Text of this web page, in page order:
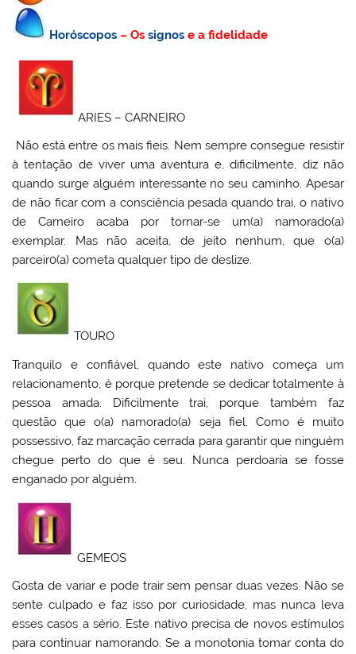
Horóscopos – Ossignos e a fidelidade
ARIES – CARNEIRO
Não está entre os mais fieis. Nem sempre consegue resistir
à tentação de viver uma aventura e, dificilmente, diz não
quando surge alguém interessante no seu caminho. Apesar
de não ficar com a consciência pesada quando trai, o nativo
de Carneiro acaba por tornar-se um(a) namorado(a)
exemplar. Mas não aceita, de jeito nenhum, que o(a)
parceir0(a) cometa qualquer tipo de deslize.
TOURO
Tranquilo e confiável, quando este nativo começa um
relacionamento, é porque pretende se dedicar totalmente à
pessoa amada. Dificilmente trai, porque também faz
questão que o(a) namorado(a) seja fiel. Como é muito
possessivo, faz marcação cerrada para garantir que ninguém
chegue perto do que é seu. Nunca perdoaria se fosse
enganado por alguém.
GEMEOS
Gosta de variar e pode trair sem pensar duas vezes. Não se
sente culpado e faz isso por curiosidade, mas nunca leva
esses casos a sério. Este nativo precisa de novos estímulos
para continuar namorando. Se a monotonia tomar conta do